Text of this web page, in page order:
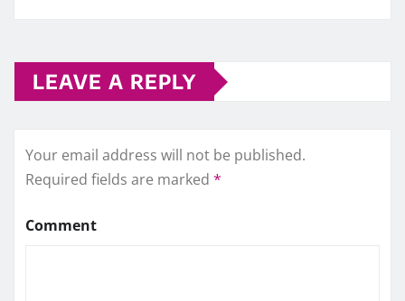
LEAVE A REPLY
Your email address will not be published.
Required fields are marked *
Comment